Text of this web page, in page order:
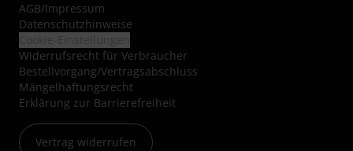
AGB/Impressum
Datenschutzhinweise
Widerrufsrecht für Verbraucher
Bestellvorgang/Vertragsabschluss
Mängelhaftungsrecht
Erklärung zur Barrierefreiheit
Vertrag widerrufen